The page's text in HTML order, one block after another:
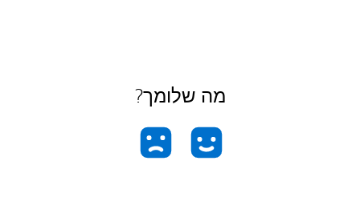
מה שלומך?